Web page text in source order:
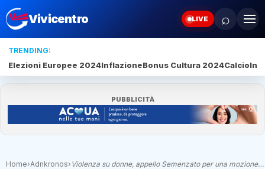
Vivicentro LIVE ⌕
TRENDING:
Elezioni Europee 2024InflazioneBonus Cultura 2024Calcio
PUBBLICITÀ
Home›Adnkronos› Violenza su donne, appello Semenzato per una mozione…